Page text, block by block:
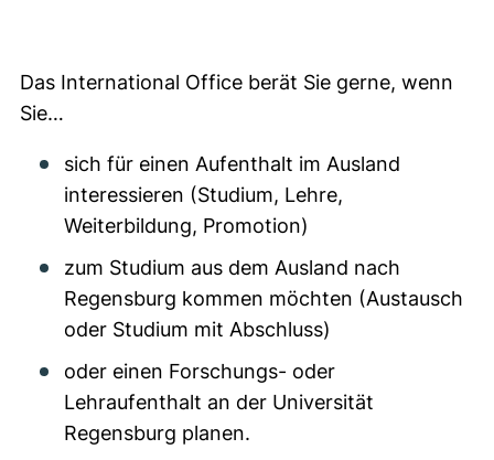
Das International Office berät Sie gerne, wenn
Sie…
sich für einen Aufenthalt im Ausland
interessieren (Studium, Lehre,
Weiterbildung, Promotion)
zum Studium aus dem Ausland nach
Regensburg kommen möchten (Austausch
oder Studium mit Abschluss)
oder einen Forschungs- oder
Lehraufenthalt an der Universität
Regensburg planen.